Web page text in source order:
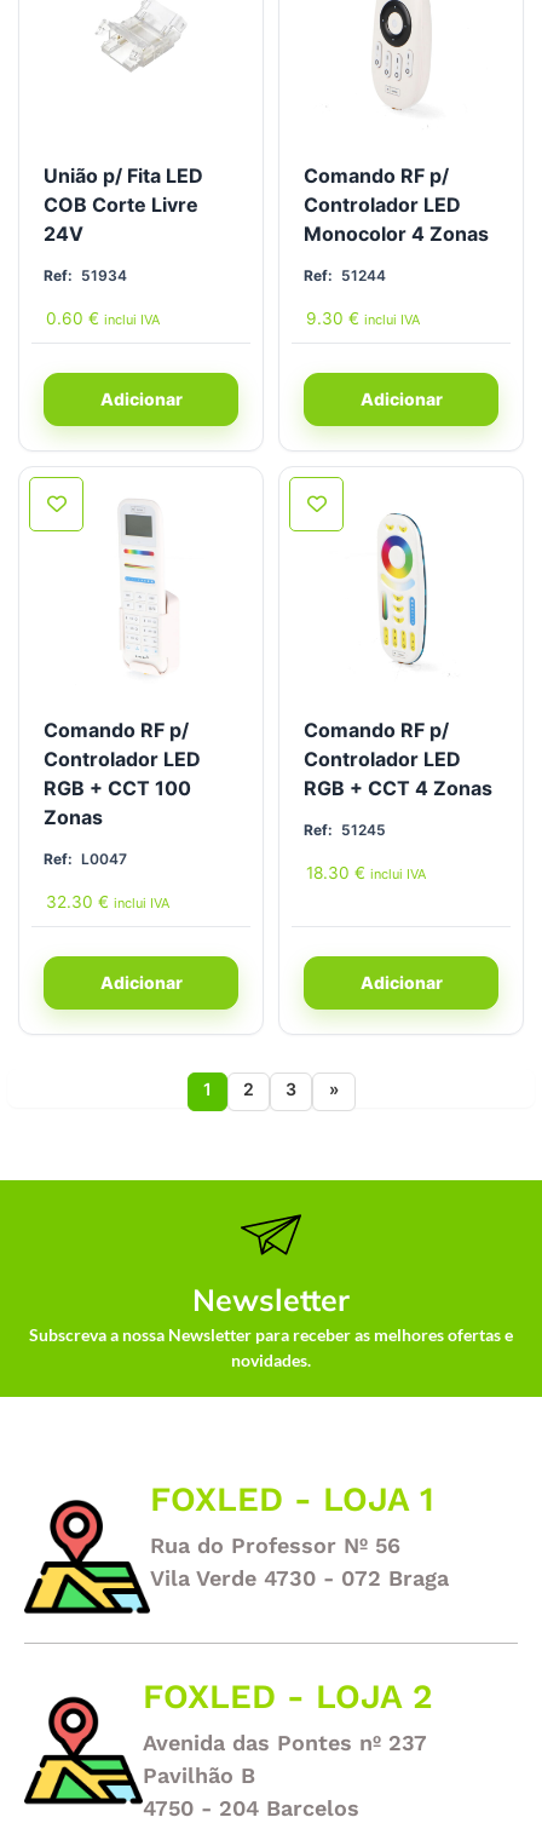
União p/ Fita LED
COB Corte Livre
24V
Ref: 51934
0.60 € inclui IVA
Adicionar
Comando RF p/
Controlador LED
Monocolor 4 Zonas
Ref: 51244
9.30 € inclui IVA
Adicionar
Comando RF p/
Controlador LED
RGB + CCT 100
Zonas
Ref: L0047
32.30 € inclui IVA
Adicionar
Comando RF p/
Controlador LED
RGB + CCT 4 Zonas
Ref: 51245
18.30 € inclui IVA
Adicionar
1 2 3 »
Newsletter
Subscreva a nossa Newsletter para receber as melhores ofertas e
novidades.
FOXLED - LOJA 1
Rua do Professor Nº 56
Vila Verde 4730 - 072 Braga
FOXLED - LOJA 2
Avenida das Pontes nº 237
Pavilhão B
4750 - 204 Barcelos